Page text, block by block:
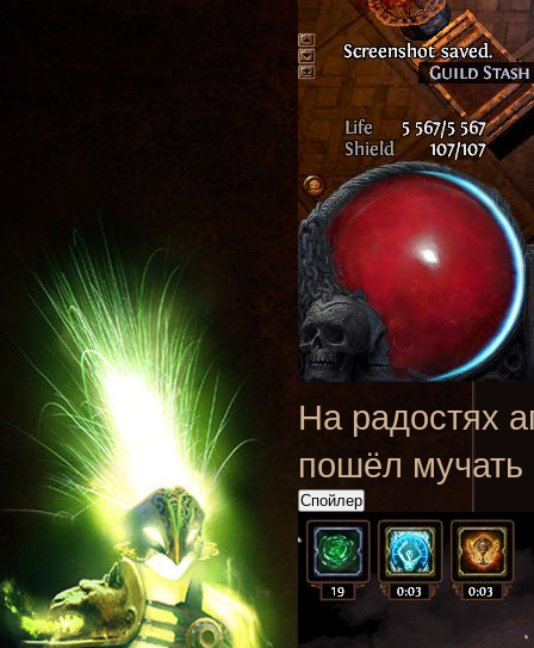
На радостях
пошёл мучать
Спойлер